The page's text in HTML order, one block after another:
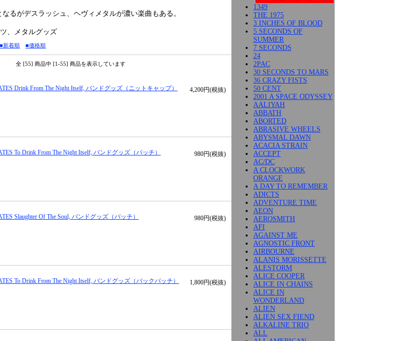
るがデスラッシュ、ヘヴィメタルが濃い楽曲もある。
、メタルグッズ
■新着順 ■価格順
全 [55] 商品中 [1-55] 商品を表示しています
Drink From The Night Itself, バンドグッズ（ニットキャップ） 4,200円(税抜)
To Drink From The Night Itself, バンドグッズ（パッチ） 980円(税抜)
Slaughter Of The Soul, バンドグッズ（パッチ） 980円(税抜)
To Drink From The Night Itself, バンドグッズ（バックパッチ） 1,800円(税抜)
1349
THE 1975
3 INCHES OF BLOOD
5 SECONDS OF
SUMMER
7 SECONDS
24
2PAC
30 SECONDS TO MARS
36 CRAZY FISTS
50 CENT
2001 A SPACE ODYSSEY
AALIYAH
ABBATH
ABORTED
ABRASIVE WHEELS
ABYSMAL DAWN
ACACIA STRAIN
ACCEPT
AC/DC
A CLOCKWORK
ORANGE
A DAY TO REMEMBER
ADICTS
ADVENTURE TIME
AEON
AEROSMITH
AFI
AGAINST ME
AGNOSTIC FRONT
AIRBOURNE
ALANIS MORISSETTE
ALESTORM
ALICE COOPER
ALICE IN CHAINS
ALICE IN
WONDERLAND
ALIEN
ALIEN SEX FIEND
ALKALINE TRIO
ALL